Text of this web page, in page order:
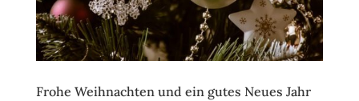
Frohe Weihnachten und ein gutes Neues Jahr